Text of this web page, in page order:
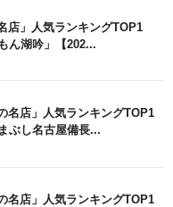
店」人気ランキングTOP1
ん湖吟」【202...
名店」人気ランキングTOP1
ぶし名古屋備長...
名店」人気ランキングTOP1